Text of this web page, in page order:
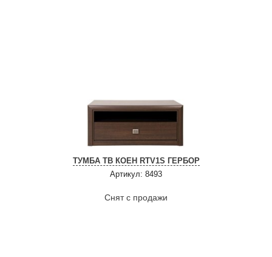
ТУМБА ТВ КОЕН RTV1S ГЕРБОР
Артикул: 8493
Снят с продажи